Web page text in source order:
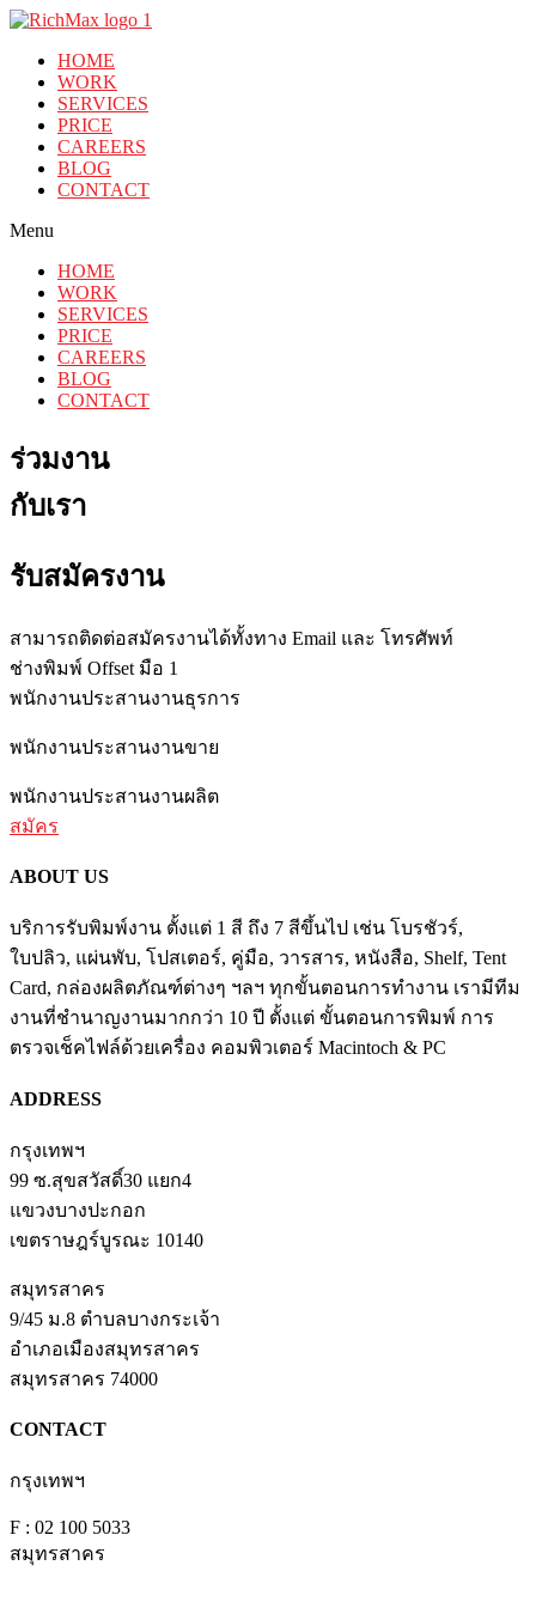
HOME
WORK
SERVICES
PRICE
CAREERS
BLOG
CONTACT
Menu
HOME
WORK
SERVICES
PRICE
CAREERS
BLOG
CONTACT
ร่วมงาน
กับเรา
รับสมัครงาน
สามารถติดต่อสมัครงานได้ทั้งทาง Email และ โทรศัพท์
ช่างพิมพ์ Offset มือ 1
พนักงานประสานงานธุรการ
พนักงานประสานงานขาย
พนักงานประสานงานผลิต
สมัคร
ABOUT US
บริการรับพิมพ์งาน ตั้งแต่ 1 สี ถึง 7 สีขึ้นไป เช่น โบรชัวร์,
ใบปลิว, แผ่นพับ, โปสเตอร์, คู่มือ, วารสาร, หนังสือ, Shelf, Tent
Card, กล่องผลิตภัณฑ์ต่างๆ ฯลฯ ทุกขั้นตอนการทำงาน เรามีทีม
งานที่ชำนาญงานมากกว่า 10 ปี ตั้งแต่ ขั้นตอนการพิมพ์ การ
ตรวจเช็คไฟล์ด้วยเครื่อง คอมพิวเตอร์ Macintoch & PC
ADDRESS
กรุงเทพฯ
99 ซ.สุขสวัสดิ์30 แยก4
แขวงบางปะกอก
เขตราษฎร์บูรณะ 10140
สมุทรสาคร
9/45 ม.8 ตำบลบางกระเจ้า
อำเภอเมืองสมุทรสาคร
สมุทรสาคร 74000
CONTACT
กรุงเทพฯ
F : 02 100 5033
สมุทรสาคร